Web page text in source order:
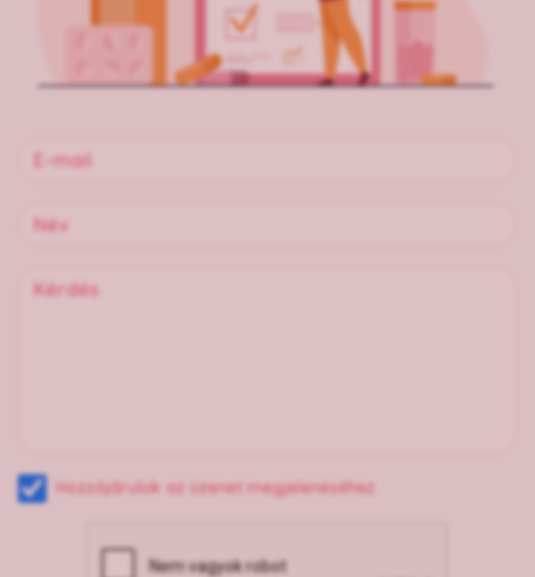
Hozzájárulok az üzenet megjelenéséhez